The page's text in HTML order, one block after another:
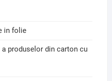
in folie
produselor din carton cu